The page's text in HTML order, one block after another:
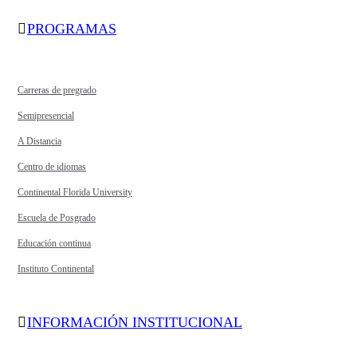
PROGRAMAS
Carreras de pregrado
Semipresencial
A Distancia
Centro de idiomas
Continental Florida University
Escuela de Posgrado
Educación continua
Instituto Continental
INFORMACIÓN INSTITUCIONAL